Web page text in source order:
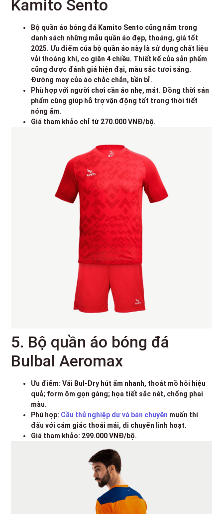
Kamito Sento
Bộ quần áo bóng đá Kamito Sento cũng nằm trong
danh sách những mẫu quần áo đẹp, thoáng, giá tốt
2025. Ưu điểm của bộ quần áo này là sử dụng chất liệu
vải thoáng khí, co giãn 4 chiều. Thiết kế của sản phẩm
cũng được đánh giá hiện đại, màu sắc tươi sáng.
Đường may của áo chắc chắn, bền bỉ.
Phù hợp với người chơi cần áo nhẹ, mát. Đồng thời sản
phẩm cũng giúp hỗ trợ vận động tốt trong thời tiết
nóng ẩm.
Giá tham khảo chỉ từ 270.000 VNĐ/bộ.
5. Bộ quần áo bóng đá
Bulbal Aeromax
Ưu điểm: Vải Bul-Dry hút ẩm nhanh, thoát mồ hôi hiệu
quả; form ôm gọn gàng; họa tiết sắc nét, chống phai
màu.
Phù hợp: Cầu thủ nghiệp dư và bán chuyên muốn thi
đấu với cảm giác thoải mái, di chuyển linh hoạt.
Giá tham khảo: 299.000 VNĐ/bộ.